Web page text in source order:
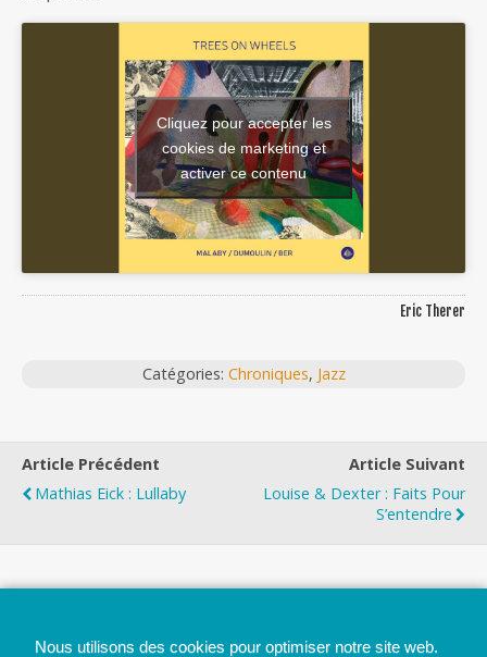
Cliquez pour accepter les
cookies de marketing et
activer ce contenu
Eric Therer
Catégories: Chroniques, Jazz
Article Précédent
Mathias Eick : Lullaby
Article Suivant
Louise & Dexter : Faits Pour
S’entendre
Nous utilisons des cookies pour optimiser notre site web.